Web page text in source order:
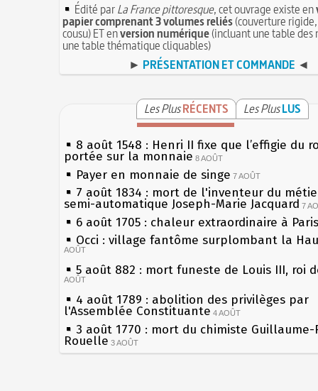
Édité parLa France pittoresque, cet ouvrage existe en
papier comprenant 3 volumes reliés(couverture
cousu) ET enversion numérique(incluant une table des
une table thématique cliquables)
► PRÉSENTATION ET COMMANDE ◄
Les PlusRÉCENTS Les PlusLUS
8 août 1548 : Henri II fixe que l’effigie du
portée sur la monnaie 8 AOÛT
Payer en monnaie de singe 7 AOÛT
7 août 1834 : mort de l'inventeur du
semi-automatique Joseph-Marie Jacquard 7
6 août 1705 : chaleur extraordinaire à Paris
Occi : village fantôme surplombant la
AOÛT
5 août 882 : mort funeste de Louis III, roi
AOÛT
4 août 1789 : abolition des privilèges par
l'Assemblée Constituante 4 AOÛT
3 août 1770 : mort du chimiste Guillaume-
Rouelle 3 AOÛT
Musée Jean de La Fontaine : réouverture